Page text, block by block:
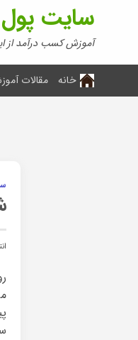
سایت پول
آموزش کسب درآمد از
خانه مقالات